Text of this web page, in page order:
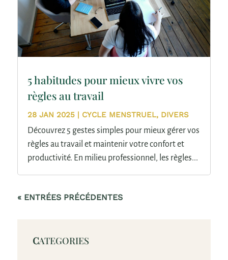
5 habitudes pour mieux vivre vos
règles au travail
28 JAN 2025| CYCLE MENSTRUEL, DIVERS
Découvrez 5 gestes simples pour mieux gérer vos
règles au travail et maintenir votre confort et
productivité. En milieu professionnel, les règles...
« ENTRÉES PRÉCÉDENTES
CATEGORIES